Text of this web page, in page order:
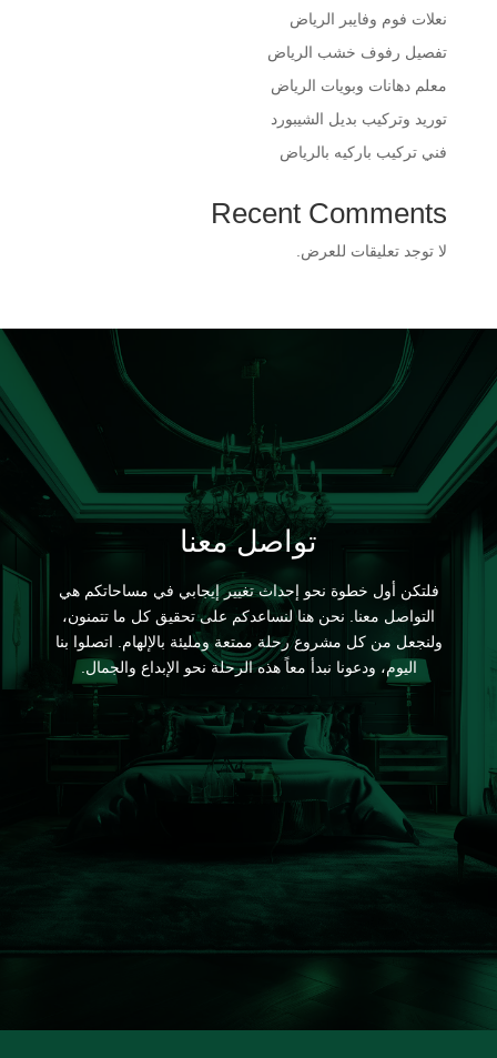
​نعلات فوم وفايبر الرياض
​تفصيل رفوف خشب الرياض
​معلم دهانات وبويات الرياض
​توريد وتركيب بديل الشيبورد
فني تركيب باركيه بالرياض
Recent Comments
لا توجد تعليقات للعرض.
تواصل معنا
فلتكن أول خطوة نحو إحداث تغيير إيجابي في مساحاتكم هي
التواصل معنا. نحن هنا لنساعدكم على تحقيق كل ما تتمنون،
ولنجعل من كل مشروع رحلة ممتعة ومليئة بالإلهام. اتصلوا بنا
اليوم، ودعونا نبدأ معاً هذه الرحلة نحو الإبداع والجمال.